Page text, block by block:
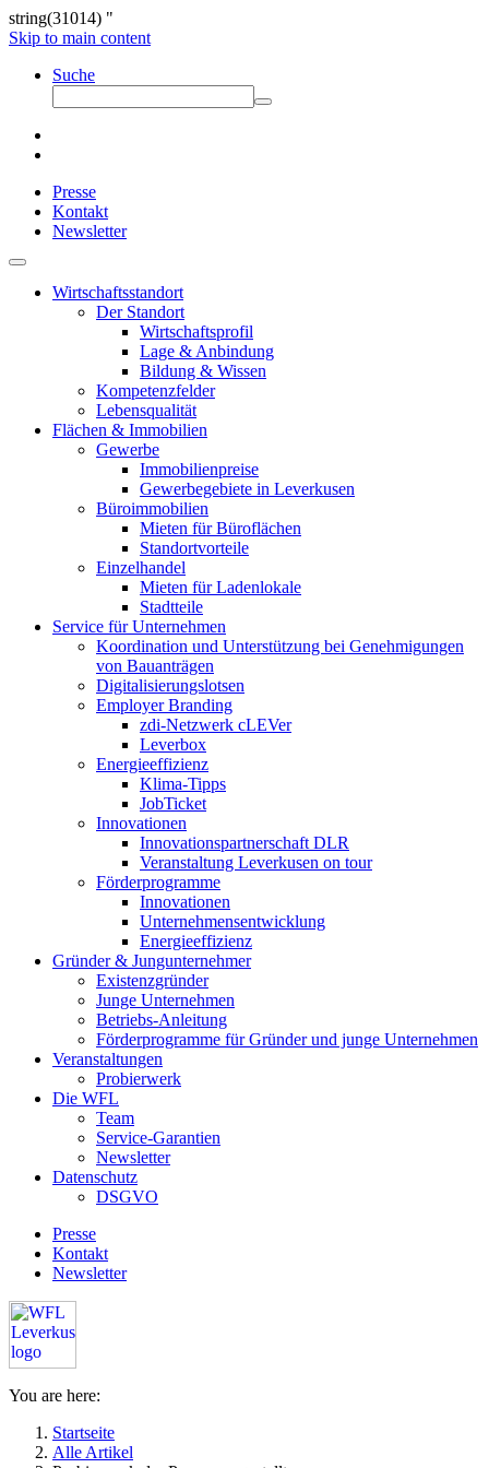
string(31014) "
Skip to main content
Suche
Presse
Kontakt
Newsletter
Wirtschaftsstandort
Der Standort
Wirtschaftsprofil
Lage & Anbindung
Bildung & Wissen
Kompetenzfelder
Lebensqualität
Flächen & Immobilien
Gewerbe
Immobilienpreise
Gewerbegebiete in Leverkusen
Büroimmobilien
Mieten für Büroflächen
Standortvorteile
Einzelhandel
Mieten für Ladenlokale
Stadtteile
Service für Unternehmen
Koordination und Unterstützung bei Genehmigungen
von Bauanträgen
Digitalisierungslotsen
Employer Branding
zdi-Netzwerk cLEVer
Leverbox
Energieeffizienz
Klima-Tipps
JobTicket
Innovationen
Innovationspartnerschaft DLR
Veranstaltung Leverkusen on tour
Förderprogramme
Innovationen
Unternehmensentwicklung
Energieeffizienz
Gründer & Jungunternehmer
Existenzgründer
Junge Unternehmen
Betriebs-Anleitung
Förderprogramme für Gründer und junge Unternehmen
Veranstaltungen
Probierwerk
Die WFL
Team
Service-Garantien
Newsletter
Datenschutz
DSGVO
Presse
Kontakt
Newsletter
You are here:
Startseite
Alle Artikel